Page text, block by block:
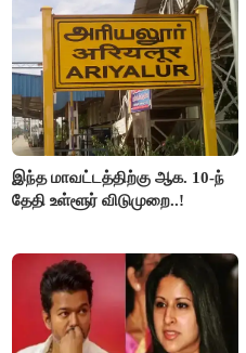
இந்த மாவட்டத்திற்கு ஆக. 10-ந்
தேதி உள்ளூர் விடுமுறை..!